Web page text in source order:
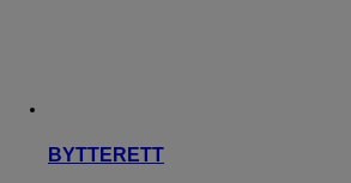
BYTTERETT